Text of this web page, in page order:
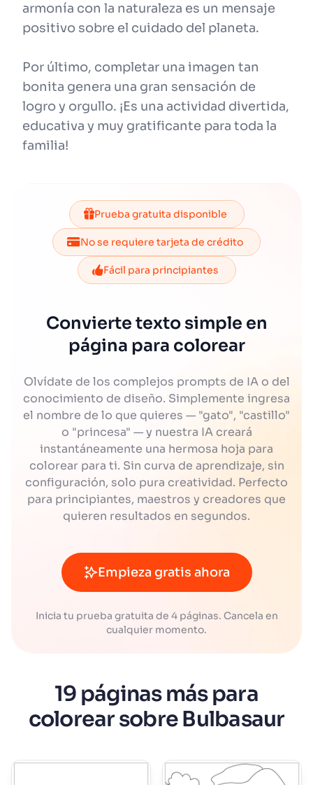
armonía con la naturaleza es un mensaje
positivo sobre el cuidado del planeta.
Por último, completar una imagen tan
bonita genera una gran sensación de
logro y orgullo. ¡Es una actividad divertida,
educativa y muy gratificante para toda la
familia!
Prueba gratuita disponible
No se requiere tarjeta de crédito
Fácil para principiantes
Convierte texto simple en
página para colorear
Olvídate de los complejos prompts de IA o del
conocimiento de diseño. Simplemente ingresa
el nombre de lo que quieres — "gato", "castillo"
o "princesa" — y nuestra IA creará
instantáneamente una hermosa hoja para
colorear para ti. Sin curva de aprendizaje, sin
configuración, solo pura creatividad. Perfecto
para principiantes, maestros y creadores que
quieren resultados en segundos.
Empieza gratis ahora
Inicia tu prueba gratuita de 4 páginas. Cancela en
cualquier momento.
19 páginas más para
colorear sobre Bulbasaur